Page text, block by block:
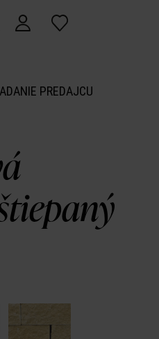
PREDAJCU